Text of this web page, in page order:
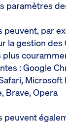
paramètres
peuvent, par
la gestion des
plus
: Google
Brave, Opera
peuvent